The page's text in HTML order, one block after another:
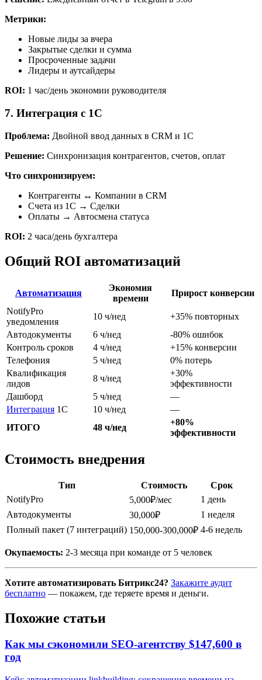
Метрики:
Новые лиды за вчера
Закрытые сделки и сумма
Просроченные задачи
Лидеры и аутсайдеры
ROI: 1 час/день экономии руководителя
7. Интеграция с 1С
Проблема: Двойной ввод данных в CRM и 1С
Решение: Синхронизация контрагентов, счетов, оплат
Что синхронизируем:
Контрагенты ↔ Компании в CRM
Счета из 1С → Сделки
Оплаты → Автосмена статуса
ROI: 2 часа/день бухгалтера
Общий ROI автоматизаций
Автоматизация
Экономия
времени
Прирост конверсии
NotifyPro
уведомления
10 ч/нед
+35% повторных
Автодокументы
6 ч/нед
-80% ошибок
Контроль сроков
4 ч/нед
+15% конверсии
Телефония
5 ч/нед
0% потерь
Квалификация
лидов
8 ч/нед
+30%
эффективности
Дашборд
5 ч/нед
—
Интеграция 1С 10 ч/нед
—
ИТОГО
48 ч/нед
+80%
эффективности
Стоимость внедрения
Тип Стоимость
Срок
NotifyPro
5,000₽/мес
1 день
Автодокументы
30,000₽
1 неделя
Полный пакет (7 интеграций) 150,000-300,000₽ 4-6 недель
Окупаемость: 2-3 месяца при команде от 5 человек
Хотите автоматизировать Битрикс24? Закажите аудит
бесплатно — покажем, где теряете время и деньги.
Похожие статьи
Как мы сэкономили SEO-агентству $147,600 в
год